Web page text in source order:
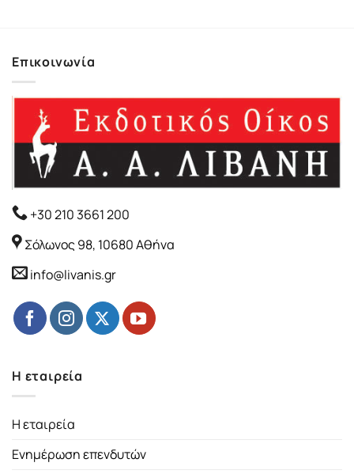
Επικοινωνία
+30 210 3661 200
Σόλωνος 98, 10680 Αθήνα
info@livanis.gr
Η εταιρεία
Η εταιρεία
Ενημέρωση επενδυτών